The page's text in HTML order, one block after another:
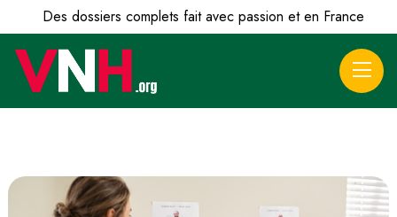
Des dossiers complets fait avec passion et en France